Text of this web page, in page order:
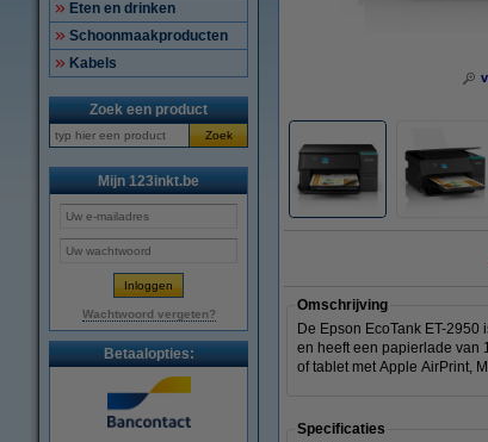
Eten en drinken
Schoonmaakproducten
Kabels
Zoek een product
Zoek
Mijn 123inkt.be
Wachtwoord vergeten?
Betaalopties:
Omschrijving
De Epson EcoTank ET-
en heeft een papierlade van
of tablet met Apple AirPrint,
Specificaties